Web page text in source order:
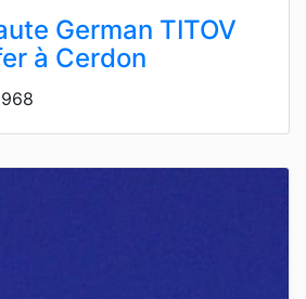
German TITOV
à Cerdon